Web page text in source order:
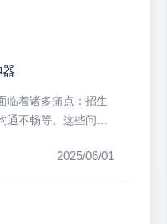
临着诸多痛点：招生
不畅等。这些问题
2025/06/01